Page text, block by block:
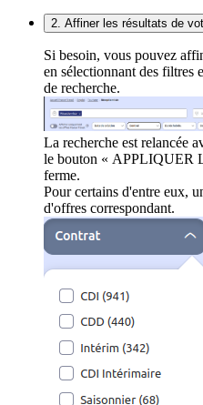
2. Affiner les résultats de
Si besoin, vous pouvez
en sélectionnant des filtres
de recherche.
La recherche est relancée
le bouton « APPLIQUER
ferme.
Pour certains d'entre eux,
d'offres correspondant.